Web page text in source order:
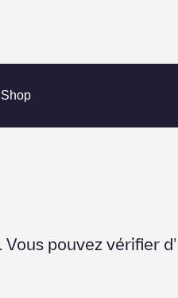
Shop
. Vous pouvez vérifier